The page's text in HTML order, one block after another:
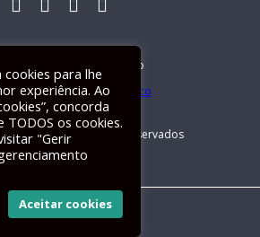
de Reclamações Electrónico
© Todos os direitos reservados
Um siteActiveMedia
para lhe
experiência. Ao
concorda
TODOS os cookies.
"Gerir
Aceitar cookies